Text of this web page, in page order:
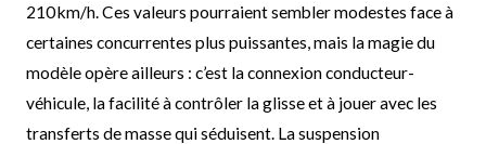
210 km/h. Ces valeurs pourraient sembler modestes face à
certaines concurrentes plus puissantes, mais la magie du
modèle opère ailleurs : c’est la connexion conducteur-
véhicule, la facilité à contrôler la glisse et à jouer avec les
transferts de masse qui séduisent. La suspension